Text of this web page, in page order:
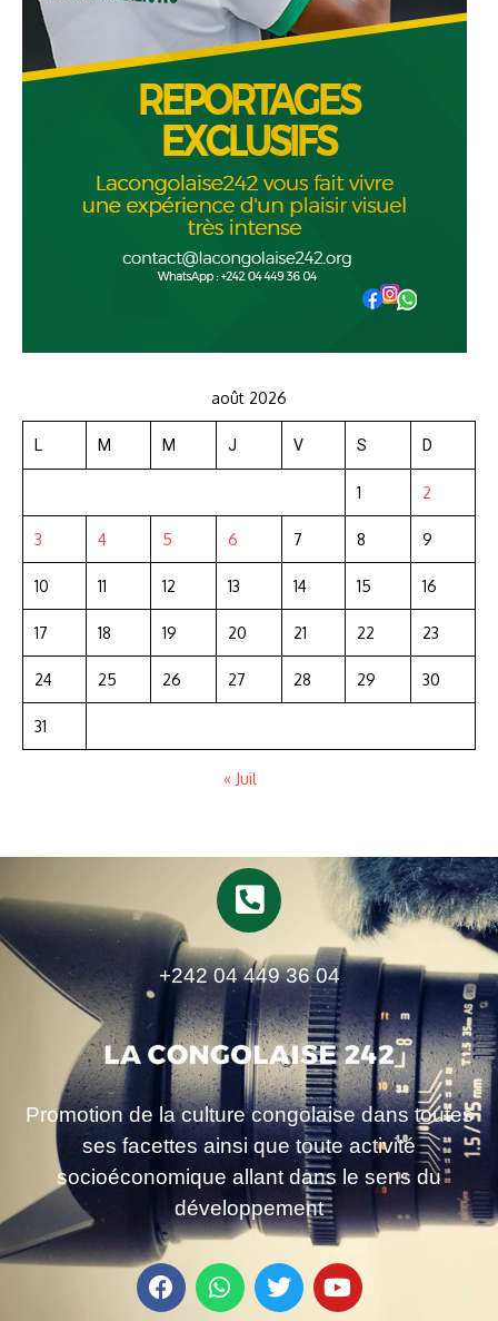
août 2026
L M M J V S D
1 2
3 4 5 6 7 8 9
10 11 12 13 14 15 16
17 18 19 20 21 22 23
24 25 26 27 28 29 30
31
« Juil
+242 04 449 36 04
Promotion de la culture congolaise dans toutes
ses facettes ainsi que toute activité
socioéconomique allant dans le sens du
développement